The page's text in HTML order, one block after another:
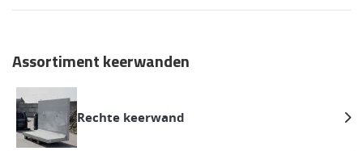
Assortiment keerwanden
Rechte keerwand